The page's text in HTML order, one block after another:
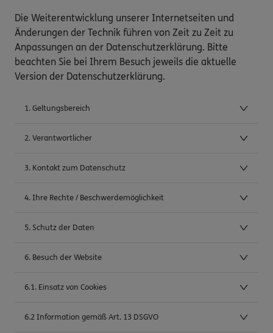
Die Weiterentwicklung unserer Internetseiten und
Änderungen der Technik führen von Zeit zu Zeit zu
Anpassungen an der Datenschutzerklärung. Bitte
beachten Sie bei Ihrem Besuch jeweils die aktuelle
Version der Datenschutzerklärung.
1. Geltungsbereich
2. Verantwortlicher
3. Kontakt zum Datenschutz
4. Ihre Rechte / Beschwerdemöglichkeit
5. Schutz der Daten
6. Besuch der Website
6.1. Einsatz von Cookies
6.2 Information gemäß Art. 13 DSGVO